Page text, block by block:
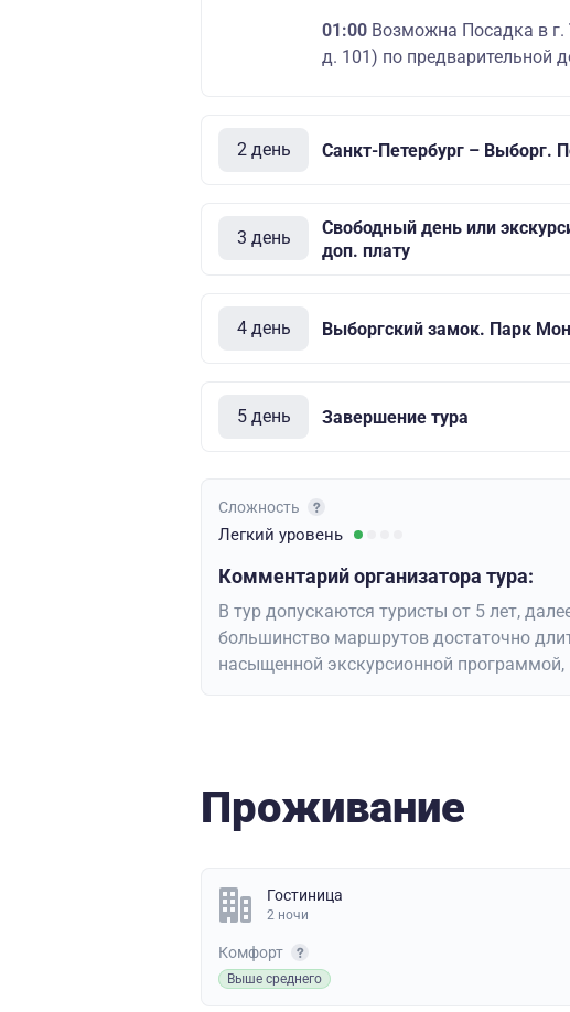
01:00 Возможна Посадка в г.
д. 101) по предварительной
2 день Санкт-Петербург – Выборг.
3 день
Свободный день или
доп. плату
4 день Выборгский замок. Парк
5 день Завершение тура
Сложность
Легкий уровень
Комментарий организатора тура:
В тур допускаются туристы от 5 лет,
большинство маршрутов достаточно
насыщенной экскурсионной
Проживание
Гостиница
2 ночи
Комфорт
Выше среднего